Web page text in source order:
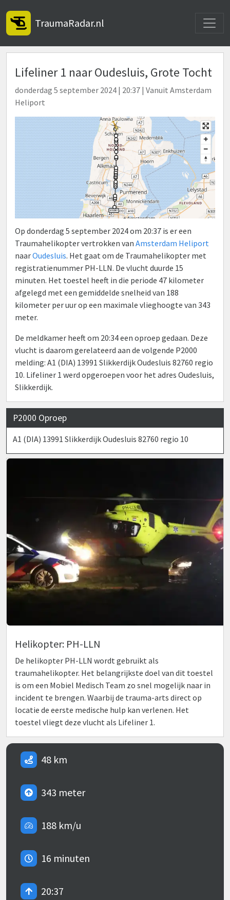
TraumaRadar.nl
Lifeliner 1 naar Oudesluis, Grote Tocht
donderdag 5 september 2024 | 20:37 | Vanuit Amsterdam
Heliport
Op donderdag 5 september 2024 om 20:37 is er een
Traumahelikopter vertrokken van Amsterdam Heliport
naarOudesluis. Het gaat om de Traumahelikopter met
registratienummer PH-LLN. De vlucht duurde 15
minuten. Het toestel heeft in die periode 47 kilometer
afgelegd met een gemiddelde snelheid van 188
kilometer per uur op een maximale vlieghoogte van 343
meter.
De meldkamer heeft om 20:34 een oproep gedaan. Deze
vlucht is daarom gerelateerd aan de volgende P2000
melding: A1 (DIA) 13991 Slikkerdijk Oudesluis 82760 regio
10. Lifeliner 1 werd opgeroepen voor het adres Oudesluis,
Slikkerdijk.
P2000 Oproep
A1 (DIA) 13991 Slikkerdijk Oudesluis 82760 regio 10
Helikopter: PH-LLN
De helikopter PH-LLN wordt gebruikt als
traumahelikopter. Het belangrijkste doel van dit toestel
is om een Mobiel Medisch Team zo snel mogelijk naar in
incident te brengen. Waarbij de trauma-arts direct op
locatie de eerste medische hulp kan verlenen. Het
toestel vliegt deze vlucht als Lifeliner 1.
48 km
343 meter
188 km/u
16 minuten
20:37